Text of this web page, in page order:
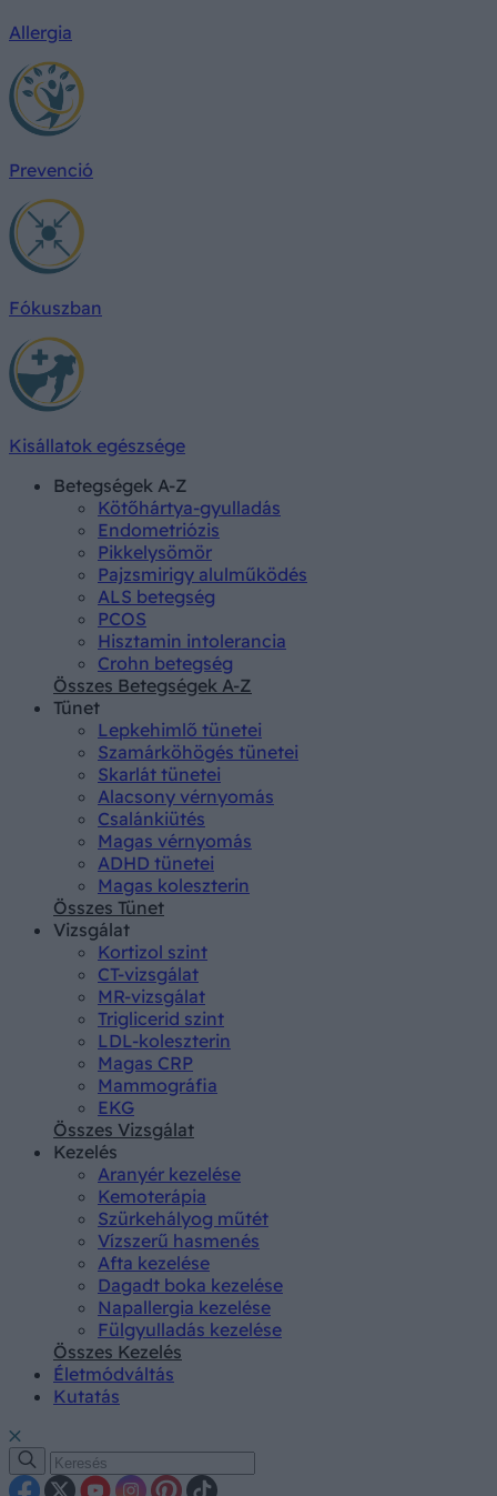
Allergia
Prevenció
Fókuszban
Kisállatok egészsége
Betegségek A-Z
Kötőhártya-gyulladás
Endometriózis
Pikkelysömör
Pajzsmirigy alulműködés
ALS betegség
PCOS
Hisztamin intolerancia
Crohn betegség
Összes Betegségek A-Z
Tünet
Lepkehimlő tünetei
Szamárköhögés tünetei
Skarlát tünetei
Alacsony vérnyomás
Csalánkiütés
Magas vérnyomás
ADHD tünetei
Magas koleszterin
Összes Tünet
Vizsgálat
Kortizol szint
CT-vizsgálat
MR-vizsgálat
Triglicerid szint
LDL-koleszterin
Magas CRP
Mammográfia
EKG
Összes Vizsgálat
Kezelés
Aranyér kezelése
Kemoterápia
Szürkehályog műtét
Vízszerű hasmenés
Afta kezelése
Dagadt boka kezelése
Napallergia kezelése
Fülgyulladás kezelése
Összes Kezelés
Életmódváltás
Kutatás